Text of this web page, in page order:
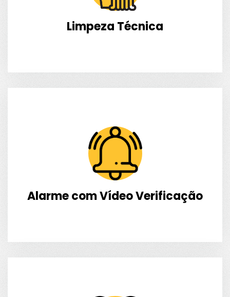
Limpeza Técnica
Alarme com Vídeo Verificação